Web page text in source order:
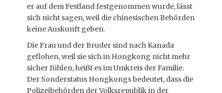
er auf dem Festland festgenommen wurde, lässt
sich nicht sagen, weil die chinesischen Behörden
keine Auskunft geben.
Die Frau und der Bruder sind nach Kanada
geflohen, weil sie sich in Hongkong nicht mehr
sicher fühlen, heißt es im Umkreis der Familie.
Der Sonderstatus Hongkongs bedeutet, dass die
Polizeibehörden der Volksrepublik in der